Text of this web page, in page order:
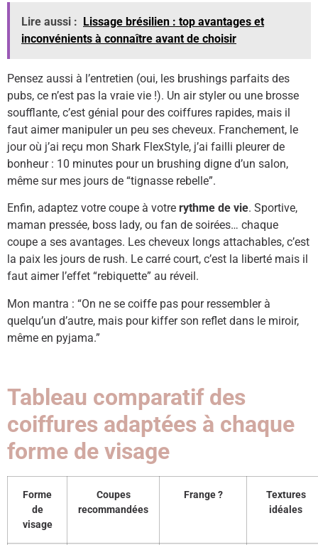
Lire aussi : Lissage brésilien : top avantages et
inconvénients à connaître avant de choisir
Pensez aussi à l’entretien (oui, les brushings parfaits des
pubs, ce n’est pas la vraie vie !). Un air styler ou une brosse
soufflante, c’est génial pour des coiffures rapides, mais il
faut aimer manipuler un peu ses cheveux. Franchement, le
jour où j’ai reçu mon Shark FlexStyle, j’ai failli pleurer de
bonheur : 10 minutes pour un brushing digne d’un salon,
même sur mes jours de “tignasse rebelle”.
Enfin, adaptez votre coupe à votre rythme de vie. Sportive,
maman pressée, boss lady, ou fan de soirées… chaque
coupe a ses avantages. Les cheveux longs attachables, c’est
la paix les jours de rush. Le carré court, c’est la liberté mais il
faut aimer l’effet “rebiquette” au réveil.
Mon mantra : “On ne se coiffe pas pour ressembler à
quelqu’un d’autre, mais pour kiffer son reflet dans le miroir,
même en pyjama.”
Tableau comparatif des
coiffures adaptées à chaque
forme de visage
Forme
de
visage
Coupes
recommandées
Frange ?
Textures
idéales